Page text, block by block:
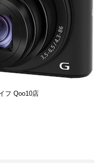
フ Qoo10店